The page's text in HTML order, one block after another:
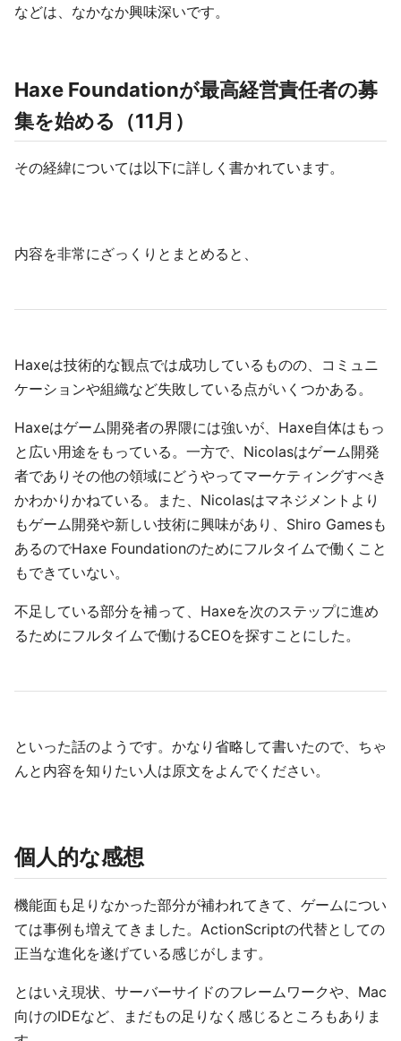
などは、なかなか興味深いです。
Haxe Foundationが最高経営責任者の募
集を始める（11月）
その経緯については以下に詳しく書かれています。
内容を非常にざっくりとまとめると、
Haxeは技術的な観点では成功しているものの、コミュニ
ケーションや組織など失敗している点がいくつかある。
Haxeはゲーム開発者の界隈には強いが、Haxe自体はもっ
と広い用途をもっている。一方で、Nicolasはゲーム開発
者でありその他の領域にどうやってマーケティングすべき
かわかりかねている。また、Nicolasはマネジメントより
もゲーム開発や新しい技術に興味があり、Shiro Gamesも
あるのでHaxe Foundationのためにフルタイムで働くこと
もできていない。
不足している部分を補って、Haxeを次のステップに進め
るためにフルタイムで働けるCEOを探すことにした。
といった話のようです。かなり省略して書いたので、ちゃ
んと内容を知りたい人は原文をよんでください。
個人的な感想
機能面も足りなかった部分が補われてきて、ゲームについ
ては事例も増えてきました。ActionScriptの代替としての
正当な進化を遂げている感じがします。
とはいえ現状、サーバーサイドのフレームワークや、Mac
向けのIDEなど、まだもの足りなく感じるところもありま